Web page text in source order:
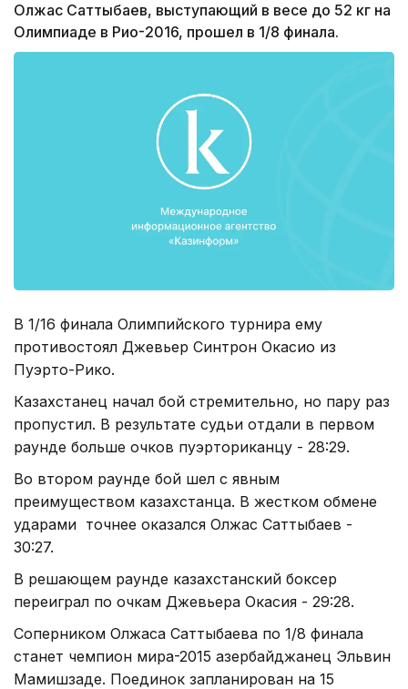
Олжас Саттыбаев, выступающий в весе до 52 кг на
Олимпиаде в Рио-2016, прошел в 1/8 финала.
В 1/16 финала Олимпийского турнира ему
противостоял Джевьер Синтрон Окасио из
Пуэрто-Рико.
Казахстанец начал бой стремительно, но пару раз
пропустил. В результате судьи отдали в первом
раунде больше очков пуэрториканцу - 28:29.
Во втором раунде бой шел с явным
преимуществом казахстанца. В жестком обмене
ударами точнее оказался Олжас Саттыбаев -
30:27.
В решающем раунде казахстанский боксер
переиграл по очкам Джевьера Окасия - 29:28.
Соперником Олжаса Саттыбаева по 1/8 финала
станет чемпион мира-2015 азербайджанец Эльвин
Мамишзаде. Поединок запланирован на 15